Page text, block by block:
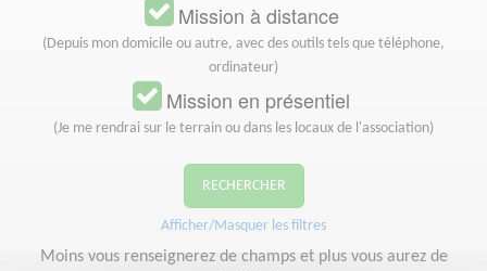
Mission à distance
(Depuis mon domicile ou autre, avec des outils tels que téléphone,
ordinateur)
Mission en présentiel
(Je me rendrai sur le terrain ou dans les locaux de l'association)
RECHERCHER
Afficher/Masquer les filtres
Moins vous renseignerez de champs et plus vous aurez de